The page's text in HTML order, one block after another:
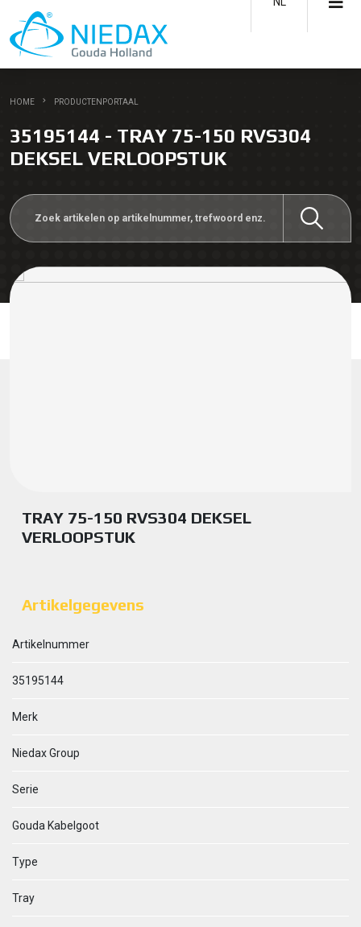
HOME PRODUCTENPORTAAL
35195144 - TRAY 75-150 RVS304
DEKSEL VERLOOPSTUK
TRAY 75-150 RVS304 DEKSEL
VERLOOPSTUK
Artikelgegevens
Artikelnummer
35195144
Merk
Niedax Group
Serie
Gouda Kabelgoot
Type
Tray